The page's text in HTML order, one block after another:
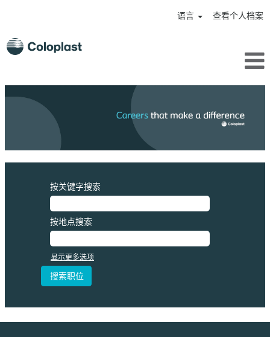
语言 查看个人档案
按关键字搜索
按地点搜索
显示更多选项